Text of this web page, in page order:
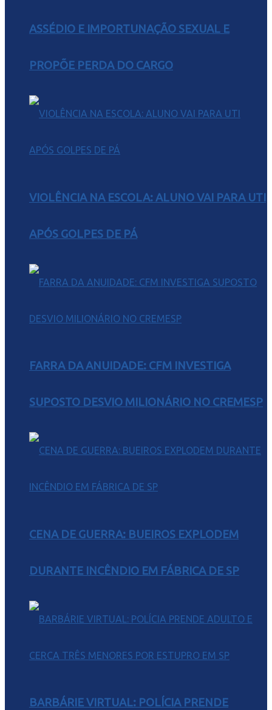
ASSÉDIO E IMPORTUNAÇÃO SEXUAL E
PROPÕE PERDA DO CARGO
VIOLÊNCIA NA ESCOLA: ALUNO VAI PARA UTI
APÓS GOLPES DE PÁ
FARRA DA ANUIDADE: CFM INVESTIGA
SUPOSTO DESVIO MILIONÁRIO NO CREMESP
CENA DE GUERRA: BUEIROS EXPLODEM
DURANTE INCÊNDIO EM FÁBRICA DE SP
BARBÁRIE VIRTUAL: POLÍCIA PRENDE